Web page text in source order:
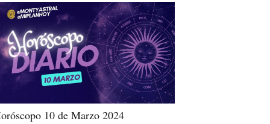
10 de Marzo 2024